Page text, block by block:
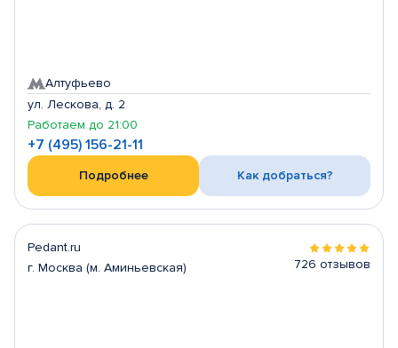
Алтуфьево
ул. Лескова, д. 2
Работаем до 21:00
+7 (495) 156-21-11
Подробнее Как добраться?
Pedant.ru
г. Москва (м. Аминьевская)
726 отзывов